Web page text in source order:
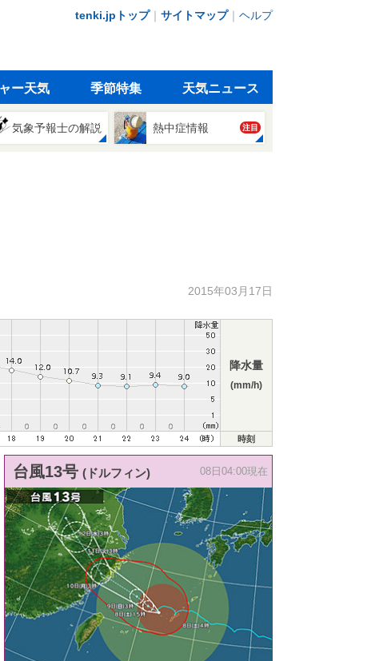
tenki.jpトップ｜ サイトマップ｜ ヘルプ
ー天気 季節特集 天気ニュース
気象予報士の解説 熱中症情報 注目
2015年03月17日
降水量
(mm/h)
時刻
台風13号 (ドルフィン) 08日04:00現在